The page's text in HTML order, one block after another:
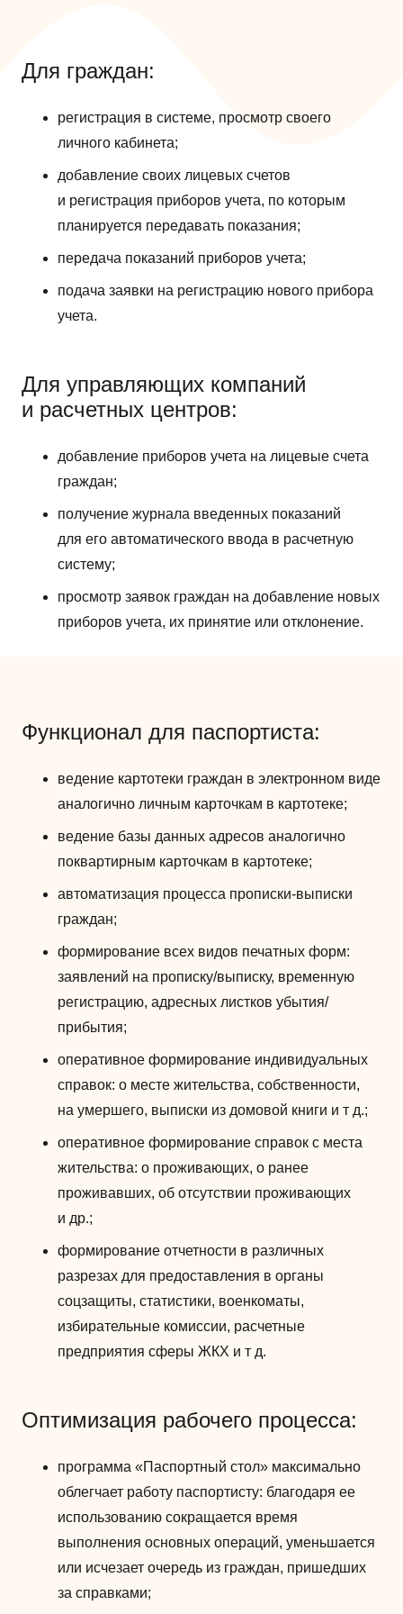
Для граждан:
регистрация в системе, просмотр своего
личного кабинета;
добавление своих лицевых счетов
и регистрация приборов учета, по которым
планируется передавать показания;
передача показаний приборов учета;
подача заявки на регистрацию нового прибора
учета.
Для управляющих компаний
и расчетных центров:
добавление приборов учета на лицевые счета
граждан;
получение журнала введенных показаний
для его автоматического ввода в расчетную
систему;
просмотр заявок граждан на добавление новых
приборов учета, их принятие или отклонение.
Функционал для паспортиста:
ведение картотеки граждан в электронном виде
аналогично личным карточкам в картотеке;
ведение базы данных адресов аналогично
поквартирным карточкам в картотеке;
автоматизация процесса прописки-выписки
граждан;
формирование всех видов печатных форм:
заявлений на прописку/выписку, временную
регистрацию, адресных листков убытия/
прибытия;
оперативное формирование индивидуальных
справок: о месте жительства, собственности,
на умершего, выписки из домовой книги и т д.;
оперативное формирование справок с места
жительства: о проживающих, о ранее
проживавших, об отсутствии проживающих
и др.;
формирование отчетности в различных
разрезах для предоставления в органы
соцзащиты, статистики, военкоматы,
избирательные комиссии, расчетные
предприятия сферы ЖКХ и т д.
Оптимизация рабочего процесса:
программа «Паспортный стол» максимально
облегчает работу паспортисту: благодаря ее
использованию сокращается время
выполнения основных операций, уменьшается
или исчезает очередь из граждан, пришедших
за справками;